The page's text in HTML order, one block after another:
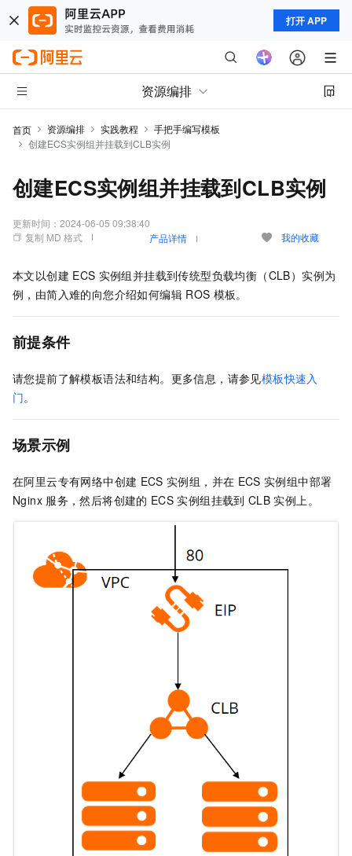
打开 APP
资源编排
首页 资源编排 实践教程
手把手编写模板
创建ECS实例组并挂载到CLB实例
创建ECS实例组并挂载到CLB实例
更新时间： 2024-06-05 09:38:40
复制 MD 格式
产品详情 我的收藏
本文以创建 ECS 实例组并挂载到传统型负载均衡（CLB）实例为
例，由简入难的向您介绍如何编辑 ROS 模板。
前提条件
请您提前了解模板语法和结构。更多信息，请参见模板快速入
门。
场景示例
在阿里云专有网络中创建 ECS 实例组，并在 ECS 实例组中部署
Nginx 服务，然后将创建的 ECS 实例组挂载到 CLB 实例上。